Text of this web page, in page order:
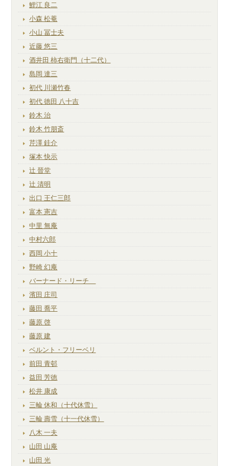
鯉江 良二
小森 松菴
小山 冨士夫
近藤 悠三
酒井田 柿右衛門（十二代）
島岡 達三
初代 川瀬竹春
初代 徳田 八十吉
鈴木 治
鈴木 竹朋斎
芹澤 銈介
塚本 快示
辻 晉堂
辻 清明
出口 王仁三郎
富本 憲吉
中里 無庵
中村六郎
西岡 小十
野崎 幻庵
バーナード・リーチ
濱田 庄司
藤田 喬平
藤原 啓
藤原 建
ベルント・フリーベリ
前田 青邨
益田 芳徳
松井 康成
三輪 休和（十代休雪）
三輪 壽雪（十一代休雪）
八木 一夫
山田 山庵
山田 光